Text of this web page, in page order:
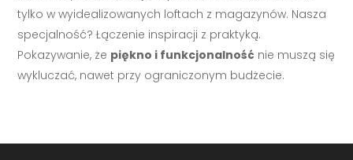
tylko w wyidealizowanych loftach z magazynów. Nasza
specjalność? Łączenie inspiracji z praktyką.
Pokazywanie, że piękno i funkcjonalność nie muszą się
wykluczać, nawet przy ograniczonym budżecie.